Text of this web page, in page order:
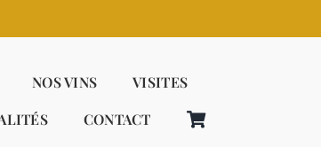
NOS VINS
VISITES
CONTACT